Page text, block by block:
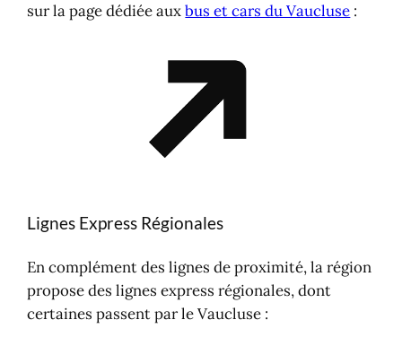
sur la page dédiée auxbus et cars du Vaucluse :
Lignes Express Régionales
En complément des lignes de proximité, la région
propose des lignes express régionales, dont
certaines passent par le Vaucluse :